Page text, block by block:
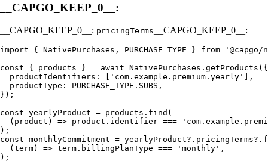
__CAPGO_KEEP_0__:
__CAPGO_KEEP_0__: pricingTerms __CAPGO_KEEP_0__:
import { NativePurchases, PURCHASE_TYPE } from
const { products } = await NativePurchases.getProducts({
  productIdentifiers: ['com.example.premium.yearly'],
  productType: PURCHASE_TYPE.SUBS,
});
const yearlyProduct = products.find(
(product) => product.identifier ===
);
const monthlyCommitment =
  (term) => term.billingPlanType === 'monthly',
);